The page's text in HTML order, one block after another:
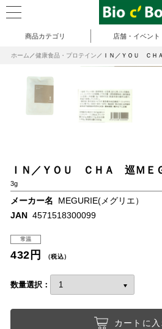
商品カテゴリ 店舗・イベント
ホーム 健康食品・プロテイン ＩＮ／ＹＯＵ ＣＨ
ＩＮ／ＹＯＵ ＣＨＡ 巡ＭＥ
3g
メーカー名
MEGURIE(メグリエ）
JAN 4571518300099
常温
432円 （税込）
数量選択：
カートに入